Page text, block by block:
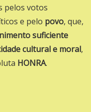
pelos votos
e pelo povo, que,
suficiente
cultural e moral,
HONRA.